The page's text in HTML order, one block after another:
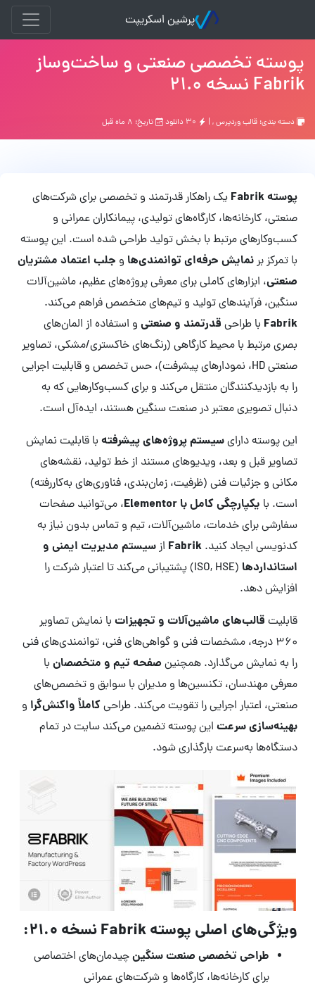
پرشین اسکریپت
پوسته تخصصی صنعتی و ساخت‌وساز
Fabrik نسخه 21.0
دسته بندی: قالب وردپرس, | تاریخ: ۸ ماه قبل
پوسته Fabrik
یک راهکار قدرتمند و تخصصی برای شرکت‌های
صنعتی، کارخانه‌ها، کارگاه‌های تولیدی، پیمانکاران عمرانی و
کسب‌وکارهای مرتبط با بخش تولید طراحی شده است. این پوسته
با تمرکز برنمایش حرفه‌ای توانمندی‌ها و جلب اعتماد مشتریان
صنعتی، ابزارهای کاملی برای معرفی پروژه‌های عظیم، ماشین‌آلات
سنگین، فرآیندهای تولید و تیم‌های متخصص فراهم می‌کند.
Fabrik با طراحی قدرتمند و صنعتی و استفاده از المان‌های
بصری مرتبط با محیط کارگاهی (رنگ‌های خاکستری/مشکی، تصاویر
صنعتی HD، نمودارهای پیشرفت)، حس تخصص و قابلیت اجرایی
را به بازدیدکنندگان منتقل می‌کند و برای کسب‌وکارهایی که به
دنبال تصویری معتبر در صنعت سنگین هستند، ایده‌آل است.
این پوسته دارایسیستم پروژه‌های پیشرفته با قابلیت نمایش
تصاویر قبل و بعد، ویدیوهای مستند از خط تولید، نقشه‌های
مکانی و جزئیات فنی (ظرفیت، زمان‌بندی، فناوری‌های به‌کاررفته)
است. با یکپارچگی کامل با Elementor
، می‌توانید صفحات
سفارشی برای خدمات، ماشین‌آلات، تیم و تماس بدون نیاز به
کدنویسی ایجاد کنید. Fabrik ازسیستم مدیریت ایمنی و
استانداردها
(ISO, HSE) پشتیبانی می‌کند تا اعتبار شرکت را
افزایش دهد.
قابلیت قالب‌های ماشین‌آلات و تجهیزات با نمایش تصاویر
۳۶۰ درجه، مشخصات فنی و گواهی‌های فنی، توانمندی‌های فنی
را به نمایش می‌گذارد. همچنین صفحه تیم و متخصصان با
معرفی مهندسان، تکنسین‌ها و مدیران با سوابق و تخصص‌های
صنعتی، اعتبار اجرایی را تقویت می‌کند. طراحیکاملاً واکنش‌گرا و
بهینه‌سازی سرعت این پوسته تضمین می‌کند سایت در تمام
دستگاه‌ها به‌سرعت بارگذاری شود.
ویژگی‌های اصلی پوسته Fabrik نسخه 21.0:
طراحی تخصصی صنعت سنگینچیدمان‌های اختصاصی
برای کارخانه‌ها، کارگاه‌ها و شرکت‌های عمرانی